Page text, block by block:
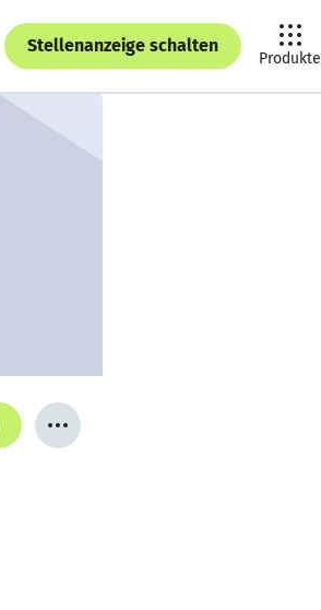
Stellenanzeige schalten
Produkte